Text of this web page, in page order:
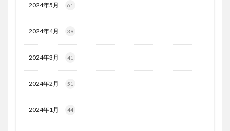
2024年5月 61
2024年4月 39
2024年3月 41
2024年2月 51
2024年1月 44